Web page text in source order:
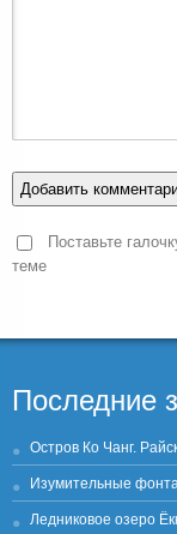
Поставьте
теме
Последние
Остров Ко Чанг.
Изумительные
Ледниковое озеро